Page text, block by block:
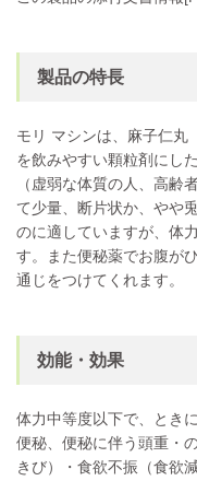
製品の特長
モリ マシンは、麻子仁丸
を飲みやすい顆粒剤にし
（虚弱な体質の人、高齢
て少量、断片状か、やや
のに適していますが、体
す。また便秘薬でお腹が
通じをつけてくれます。
効能・効果
体力中等度以下で、とき
便秘、便秘に伴う頭重・
きび）・食欲不振（食欲